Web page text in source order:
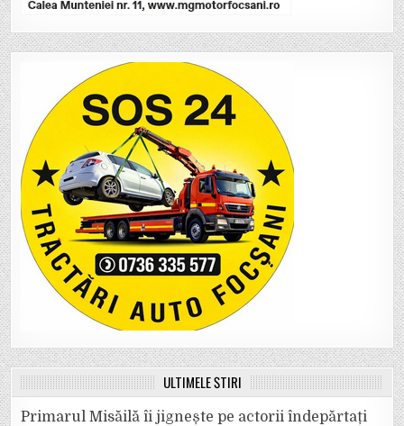
ULTIMELE ȘTIRI
Primarul Misăilă îi jignește pe actorii îndepărtați